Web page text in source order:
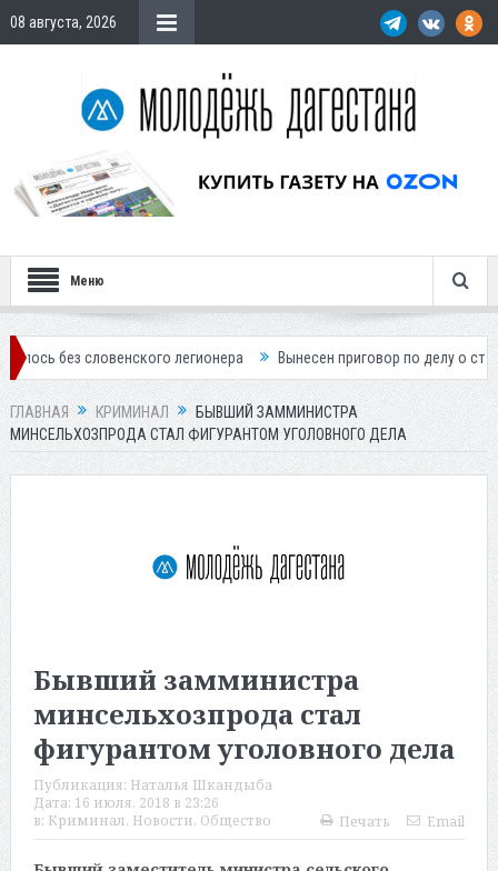
08 августа, 2026
Меню
легионера Вынесен приговор по делу о строительстве
ГЛАВНАЯ КРИМИНАЛ
БЫВШИЙ ЗАММИНИСТРА
МИНСЕЛЬХОЗПРОДА СТАЛ ФИГУРАНТОМ УГОЛОВНОГО ДЕЛА
Бывший замминистра
минсельхозпрода стал
фигурантом уголовного дела
Публикация: Наталья Шкандыба
Дата: 16 июля, 2018 в 23:26
в: Криминал, Новости, Общество Печать Email